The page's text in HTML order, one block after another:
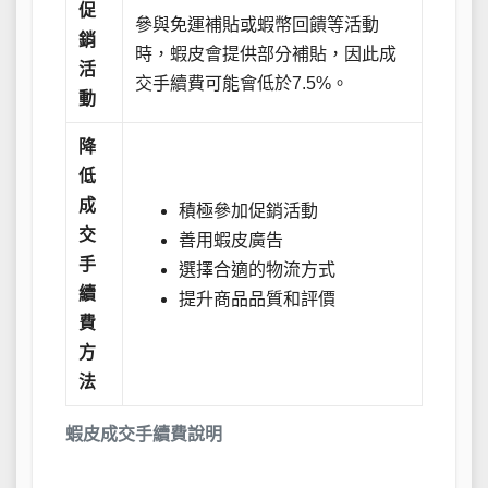
蝦皮成交手續費說明
促
銷
活
動
參與免運補貼或蝦幣回饋等活動
時，蝦皮會提供部分補貼，因此成
交手續費可能會低於7.5%。
降
低
成
交
手
續
費
方
法
積極參加促銷活動
善用蝦皮廣告
選擇合適的物流方式
提升商品品質和評價